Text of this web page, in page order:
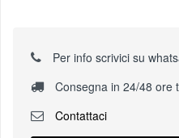
Per info scrivici su
Consegna in 24/48 ore
Contattaci